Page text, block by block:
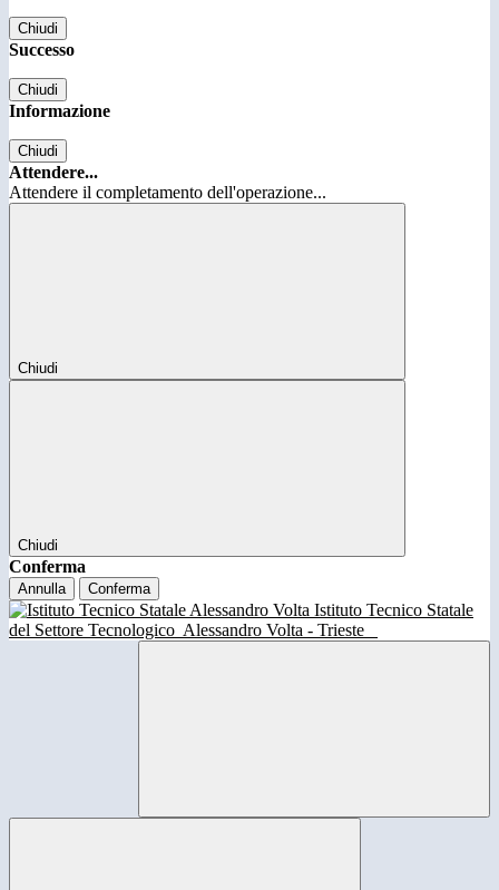
Chiudi
Successo
Chiudi
Informazione
Chiudi
Attendere...
Attendere il completamento dell'operazione...
Chiudi
Chiudi
Conferma
Annulla Conferma
Istituto Tecnico Statale
del Settore Tecnologico Alessandro Volta - Trieste